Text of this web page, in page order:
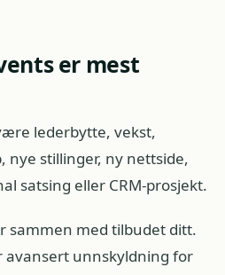
er mest
lederbytte, vekst,
nye stillinger, ny nettside,
satsing eller CRM-prosjekt.
sammen med tilbudet ditt.
avansert unnskyldning for